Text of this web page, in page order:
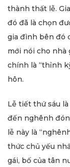
thành thất lễ.
đó đã là chọn
gia đình bên đó
mới nói cho nhà
chính là “thỉnh
hôn.
Lễ tiết thứ sáu
đến nghênh
lễ này là
thức chủ yếu
gái, bố của tân